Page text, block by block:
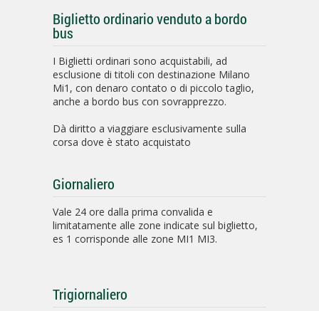
Biglietto ordinario venduto a bordo
bus
I Biglietti ordinari sono acquistabili, ad
esclusione di titoli con destinazione Milano
Mi1, con denaro contato o di piccolo taglio,
anche a bordo bus con sovrapprezzo.
Dà diritto a viaggiare esclusivamente sulla
corsa dove è stato acquistato
Giornaliero
Vale 24 ore dalla prima convalida e
limitatamente alle zone indicate sul biglietto,
es 1 corrisponde alle zone MI1 MI3.
Trigiornaliero